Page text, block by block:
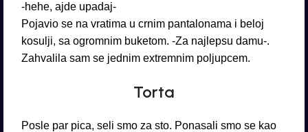
-hehe, ajde upadaj-
Pojavio se na vratima u crnim pantalonama i beloj
kosulji, sa ogromnim buketom. -Za najlepsu damu-.
Zahvalila sam se jednim extremnim poljupcem.
Torta
Posle par pica, seli smo za sto. Ponasali smo se kao